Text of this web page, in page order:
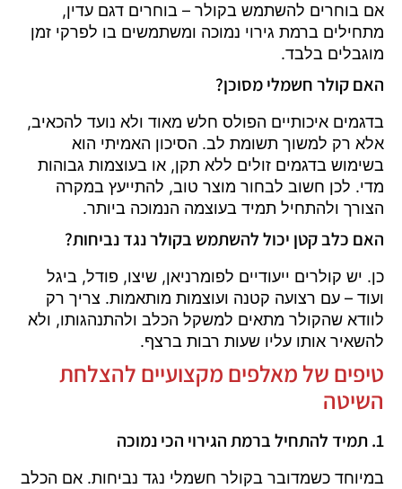
אם בוחרים להשתמש בקולר – בוחרים דגם עדין,
מתחילים ברמת גירוי נמוכה ומשתמשים בו לפרקי זמן
מוגבלים בלבד.
האם קולר חשמלי מסוכן?
בדגמים איכותיים הפולס חלש מאוד ולא נועד להכאיב,
אלא רק למשוך תשומת לב. הסיכון האמיתי הוא
בשימוש בדגמים זולים ללא תקן, או בעוצמות גבוהות
מדי. לכן חשוב לבחור מוצר טוב, להתייעץ במקרה
הצורך ולהתחיל תמיד בעוצמה הנמוכה ביותר.
האם כלב קטן יכול להשתמש בקולר נגד נביחות?
כן. יש קולרים ייעודיים לפומרניאן, שיצו, פודל, ביגל
ועוד – עם רצועה קטנה ועוצמות מותאמות. צריך רק
לוודא שהקולר מתאים למשקל הכלב ולהתנהגותו, ולא
להשאיר אותו עליו שעות רבות ברצף.
טיפים של מאלפים מקצועיים להצלחת
השיטה
1. תמיד להתחיל ברמת הגירוי הכי נמוכה
במיוחד כשמדובר בקולר חשמלי נגד נביחות. אם הכלב